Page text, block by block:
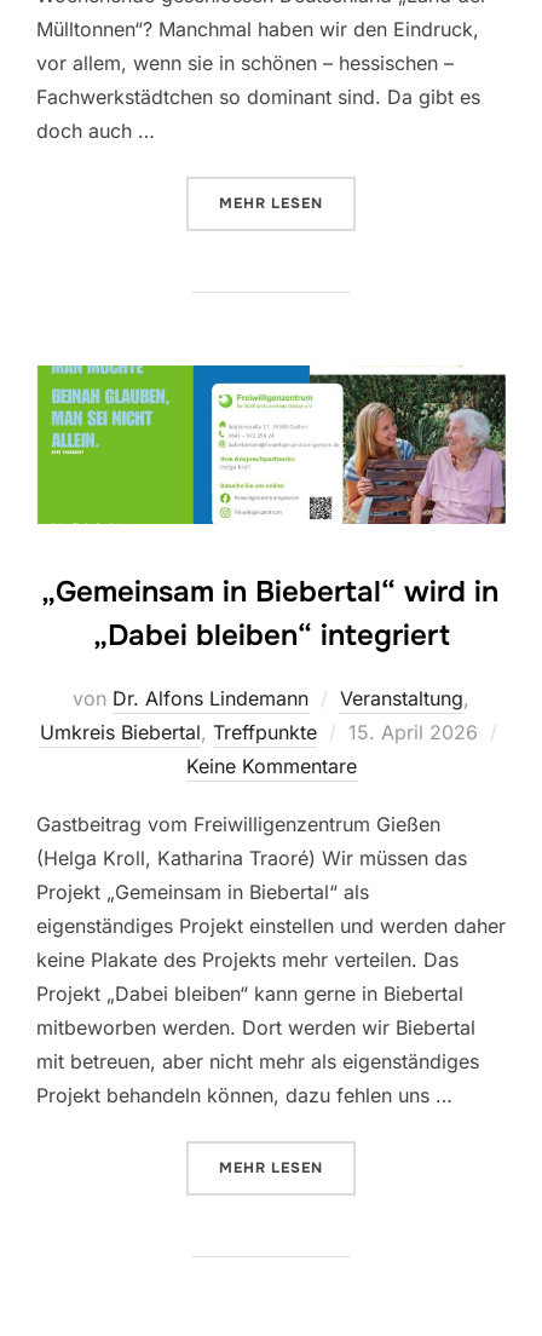
Mülltonnen“? Manchmal haben wir den Eindruck,
vor allem, wenn sie in schönen – hessischen –
Fachwerkstädtchen so dominant sind. Da gibt es
doch auch …
MEHR ÜBER „UNTERWEGS GESEHEN“
LESEN
„Gemeinsam in Biebertal“ wird in
„Dabei bleiben“ integriert
von Dr. Alfons Lindemann Veranstaltung,
Umkreis Biebertal, Treffpunkte
Veröffentlicht
am
15. April 2026
Keine Kommentare
Gastbeitrag vom Freiwilligenzentrum Gießen
(Helga Kroll, Katharina Traoré) Wir müssen das
Projekt „Gemeinsam in Biebertal“ als
eigenständiges Projekt einstellen und werden daher
keine Plakate des Projekts mehr verteilen. Das
Projekt „Dabei bleiben“ kann gerne in Biebertal
mitbeworben werden. Dort werden wir Biebertal
mit betreuen, aber nicht mehr als eigenständiges
Projekt behandeln können, dazu fehlen uns …
MEHR ÜBER „„GEMEINSAM IN
LESEN